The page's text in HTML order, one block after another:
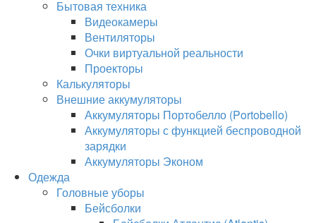
Бытовая техника
Видеокамеры
Вентиляторы
Очки виртуальной реальности
Проекторы
Калькуляторы
Внешние аккумуляторы
Аккумуляторы Портобелло (Portobello)
Аккумуляторы с функцией беспроводной
зарядки
Аккумуляторы Эконом
Одежда
Головные уборы
Бейсболки